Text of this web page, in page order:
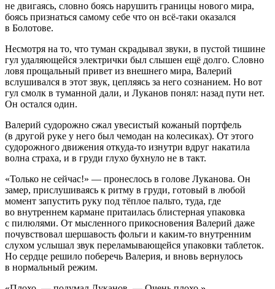
не двигаясь, словно боясь нарушить границы нового мира,
боясь признаться самому себе что он всё-таки оказался
в Болотове.
Несмотря на то, что туман скрадывал звуки, в пустой тишине
гул удаляющейся электрички был слышен ещё долго. Словно
ловя прощальный привет из внешнего мира, Валерий
вслушивался в этот звук, цепляясь за него сознанием. Но вот
гул смолк в туманной дали, и Луканов понял: назад пути нет.
Он остался один.
Валерий судорожно сжал увесистый кожаный портфель
(в другой руке у него был чемодан на колесиках). От этого
судорожного движения откуда-то изнутри вдруг накатила
волна страха, и в груди глухо бухнуло не в такт.
«Только не сейчас!» — пронеслось в голове Луканова. Он
замер, прислушиваясь к ритму в груди, готовый в любой
момент запустить руку под тёплое пальто, туда, где
во внутреннем кармане притаилась блистерная упаковка
с пилюлями. От мысленного прикосновения Валерий даже
почувствовал шершавость фольги и каким-то внутренним
слухом услышал звук переламывающейся упаковки таблеток.
Но сердце решило поберечь Валерия, и вновь вернулось
в нормальный режим.